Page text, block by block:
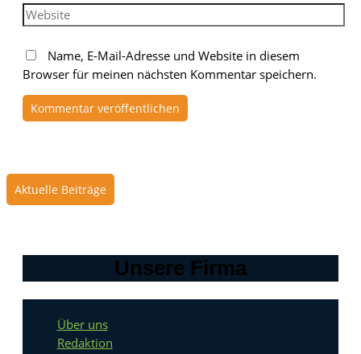
Name, E-Mail-Adresse und Website in diesem
Browser für meinen nächsten Kommentar speichern.
Aktuelle Beiträge
Unsere Firma
Über uns
Redaktion